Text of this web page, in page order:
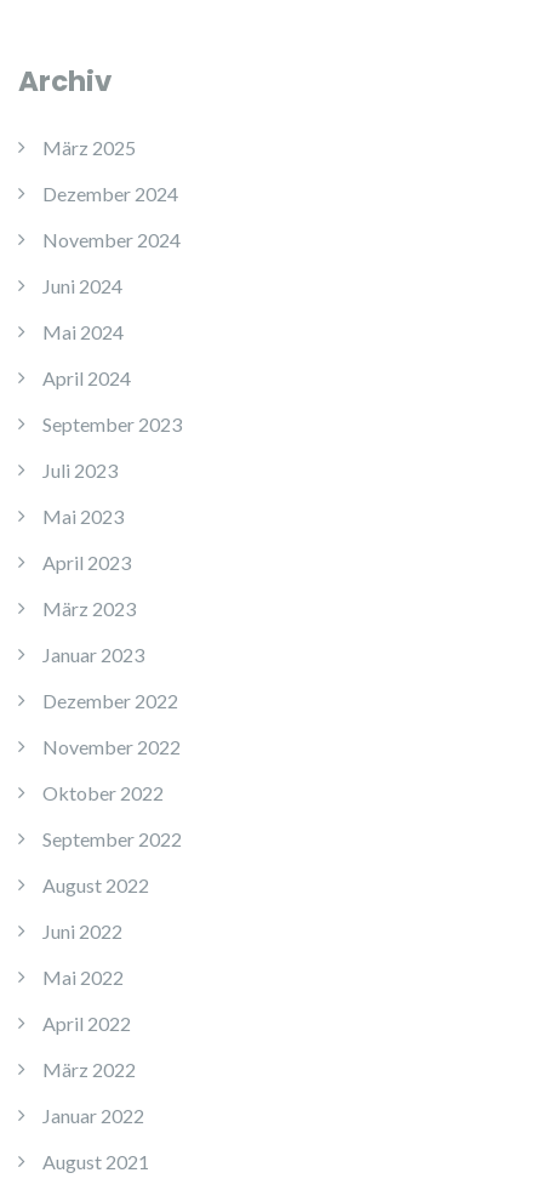
Archiv
März 2025
Dezember 2024
November 2024
Juni 2024
Mai 2024
April 2024
September 2023
Juli 2023
Mai 2023
April 2023
März 2023
Januar 2023
Dezember 2022
November 2022
Oktober 2022
September 2022
August 2022
Juni 2022
Mai 2022
April 2022
März 2022
Januar 2022
August 2021